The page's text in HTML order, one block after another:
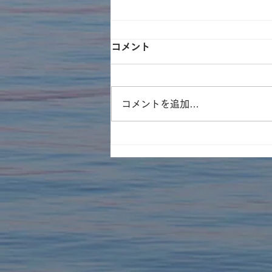
キ育成塾にてみんなで水族館
コメント
コメントを追加…